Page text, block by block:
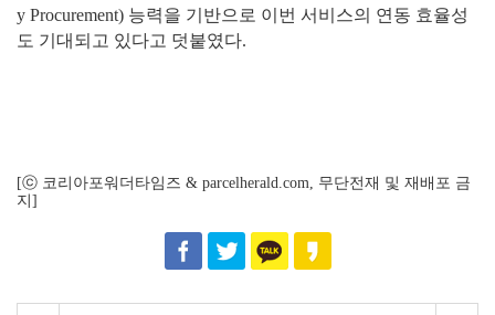
y Procurement) 능력을 기반으로 이번 서비스의 연동 효율성
도 기대되고 있다고 덧붙였다.
[ⓒ 코리아포워더타임즈 & parcelherald.com, 무단전재 및 재배포 금
지]